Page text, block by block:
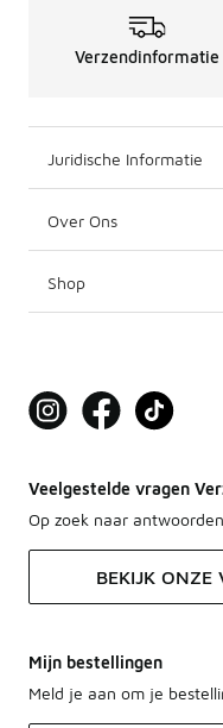
Verzendinformatie
Juridische Informatie
Over Ons
Shop
Veelgestelde vragen
Op zoek naar
BEKIJK ONZE
Mijn bestellingen
Meld je aan om je